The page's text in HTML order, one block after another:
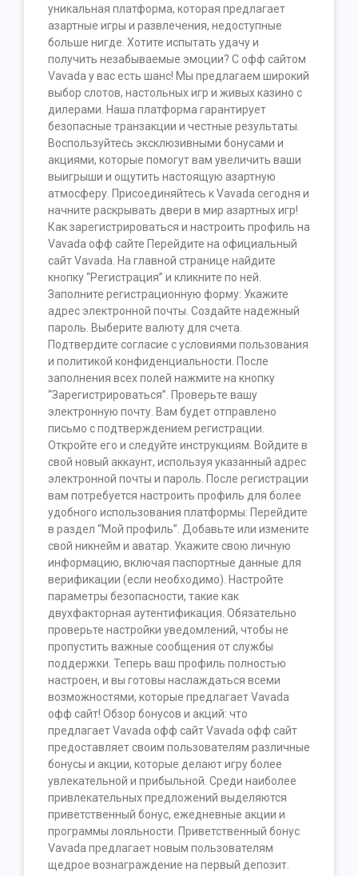
уникальная платформа, которая предлагает
азартные игры и развлечения, недоступные
больше нигде. Хотите испытать удачу и
получить незабываемые эмоции? С офф сайтом
Vavada у вас есть шанс! Мы предлагаем широкий
выбор слотов, настольных игр и живых казино с
дилерами. Наша платформа гарантирует
безопасные транзакции и честные результаты.
Воспользуйтесь эксклюзивными бонусами и
акциями, которые помогут вам увеличить ваши
выигрыши и ощутить настоящую азартную
атмосферу. Присоединяйтесь к Vavada сегодня и
начните раскрывать двери в мир азартных игр!
Как зарегистрироваться и настроить профиль на
Vavada офф сайте Перейдите на официальный
сайт Vavada. На главной странице найдите
кнопку “Регистрация” и кликните по ней.
Заполните регистрационную форму: Укажите
адрес электронной почты. Создайте надежный
пароль. Выберите валюту для счета.
Подтвердите согласие с условиями пользования
и политикой конфиденциальности. После
заполнения всех полей нажмите на кнопку
“Зарегистрироваться”. Проверьте вашу
электронную почту. Вам будет отправлено
письмо с подтверждением регистрации.
Откройте его и следуйте инструкциям. Войдите в
свой новый аккаунт, используя указанный адрес
электронной почты и пароль. После регистрации
вам потребуется настроить профиль для более
удобного использования платформы: Перейдите
в раздел “Мой профиль”. Добавьте или измените
свой никнейм и аватар. Укажите свою личную
информацию, включая паспортные данные для
верификации (если необходимо). Настройте
параметры безопасности, такие как
двухфакторная аутентификация. Обязательно
проверьте настройки уведомлений, чтобы не
пропустить важные сообщения от службы
поддержки. Теперь ваш профиль полностью
настроен, и вы готовы наслаждаться всеми
возможностями, которые предлагает Vavada
офф сайт! Обзор бонусов и акций: что
предлагает Vavada офф сайт Vavada офф сайт
предоставляет своим пользователям различные
бонусы и акции, которые делают игру более
увлекательной и прибыльной. Среди наиболее
привлекательных предложений выделяются
приветственный бонус, ежедневные акции и
программы лояльности. Приветственный бонус
Vavada предлагает новым пользователям
щедрое вознаграждение на первый депозит.